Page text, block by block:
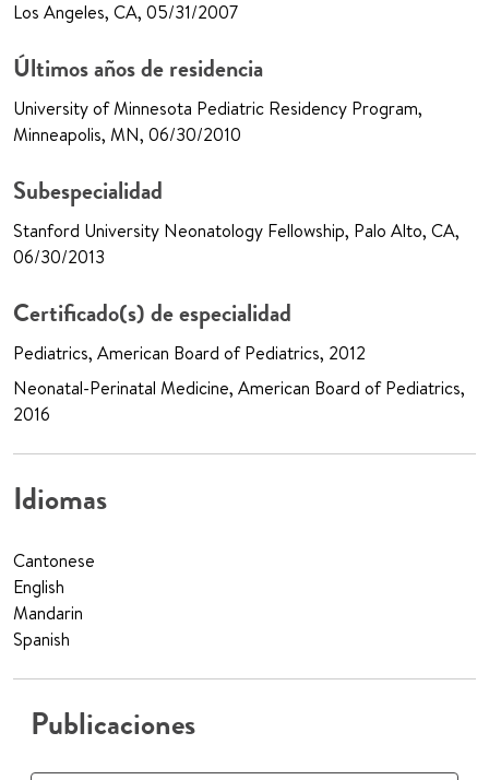
Los Angeles, CA, 05/31/2007
Últimos años de residencia
University of Minnesota Pediatric Residency Program,
Minneapolis, MN, 06/30/2010
Subespecialidad
Stanford University Neonatology Fellowship, Palo Alto, CA,
06/30/2013
Certificado(s) de especialidad
Pediatrics, American Board of Pediatrics, 2012
Neonatal-Perinatal Medicine, American Board of Pediatrics,
2016
Idiomas
Cantonese
English
Mandarin
Spanish
Publicaciones